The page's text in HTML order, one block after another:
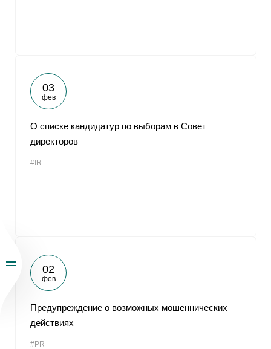
03
фев
О списке кандидатур по выборам в Совет
директоров
#IR
02
фев
Предупреждение о возможных мошеннических
действиях
#PR